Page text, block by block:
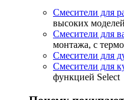
Смесители для
высоких
Смесители для
монтажа, с
Смесители для
Смесители для
функцией Select